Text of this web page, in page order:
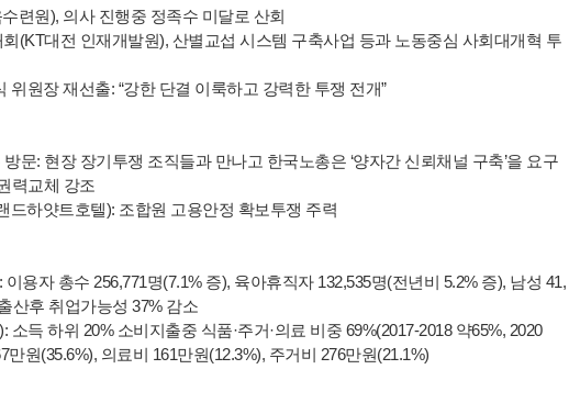
련원), 의사 진행중 정족수 미달로 산회
(KT대전 인재개발원), 산별교섭 시스템 구축사업 등과 노동중심 사회대개혁 투
원장 재선출: “강한 단결 이룩하고 강력한 투쟁 전개”
문: 현장 장기투쟁 조직들과 만나고 한국노총은 ‘양자간 신뢰채널 구축’을 요구
력교체 강조
하얏트호텔): 조합원 고용안정 확보투쟁 주력
용자 총수 256,771명(7.1% 증), 육아휴직자 132,535명(전년비 5.2% 증), 남성 41,
산후 취업가능성 37% 감소
득 하위 20% 소비지출중 식품·주거·의료 비중 69%(2017-2018 약65%, 2020
원(35.6%), 의료비 161만원(12.3%), 주거비 276만원(21.1%)